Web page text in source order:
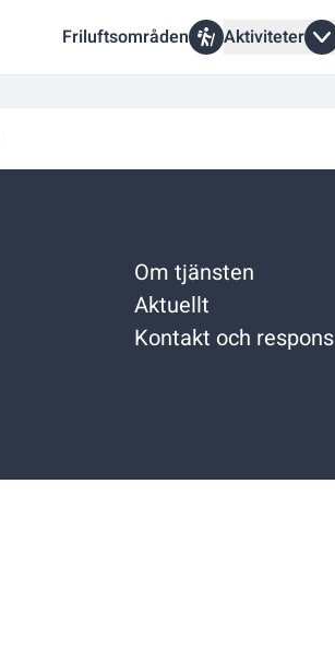
Friluftsområden Aktiviteter
Om tjänsten
Aktuellt
Kontakt och respons